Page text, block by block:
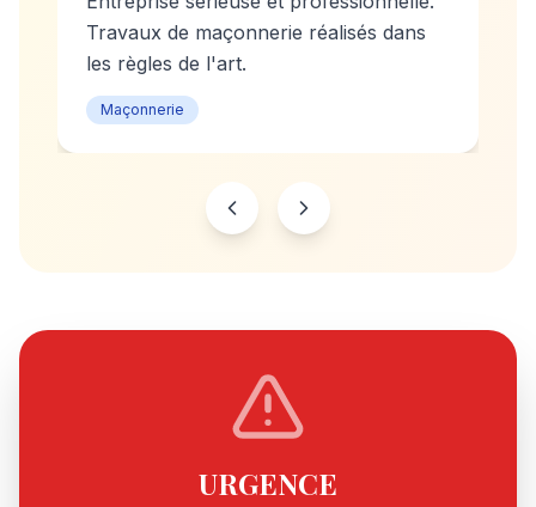
Travaux de maçonnerie réalisés dans
les règles de l'art.
Maçonnerie
URGENCE